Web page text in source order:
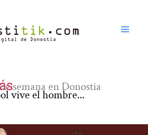
semana en Donostia
vive el hombre...